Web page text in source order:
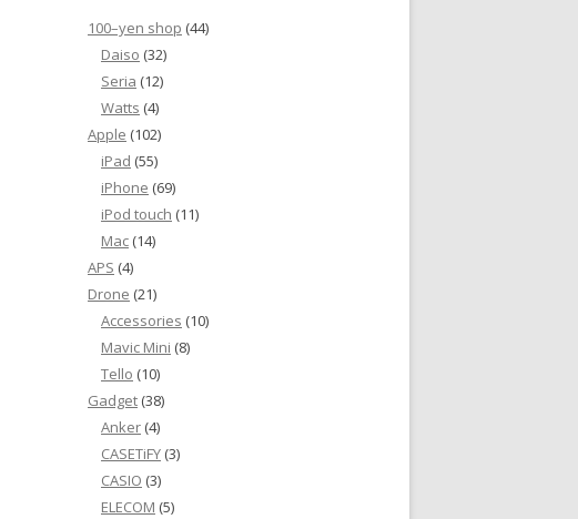
100–yen shop (44)
Daiso (32)
Seria (12)
Watts (4)
Apple (102)
iPad (55)
iPhone (69)
iPod touch (11)
Mac (14)
APS (4)
Drone (21)
Accessories (10)
Mavic Mini (8)
Tello (10)
Gadget (38)
Anker (4)
CASETiFY (3)
CASIO (3)
ELECOM (5)